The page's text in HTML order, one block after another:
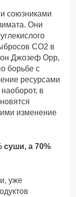
союзниками
Они
CО2 в
Джозеф Орр,
борьбе с
ресурсами
в
изменение
суши, а 70%
уже